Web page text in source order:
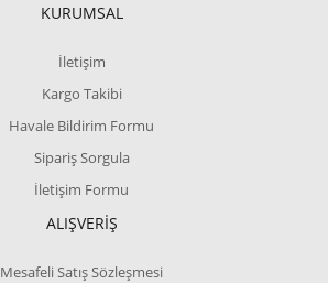
KURUMSAL
İletişim
Kargo Takibi
Havale Bildirim Formu
Sipariş Sorgula
İletişim Formu
ALIŞVERİŞ
Mesafeli Satış Sözleşmesi